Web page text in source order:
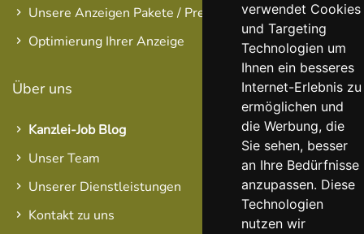
verwendet Cookies
und Targeting
Technologien um
Ihnen ein besseres
Internet-Erlebnis zu
ermöglichen und
die Werbung, die
Sie sehen, besser
an Ihre Bedürfnisse
anzupassen. Diese
Technologien
nutzen wir
Unsere Anzeigen Pakete / Preise
Optimierung Ihrer Anzeige
Über uns
Kanzlei-Job Blog
Unser Team
Unserer Dienstleistungen
Kontakt zu uns